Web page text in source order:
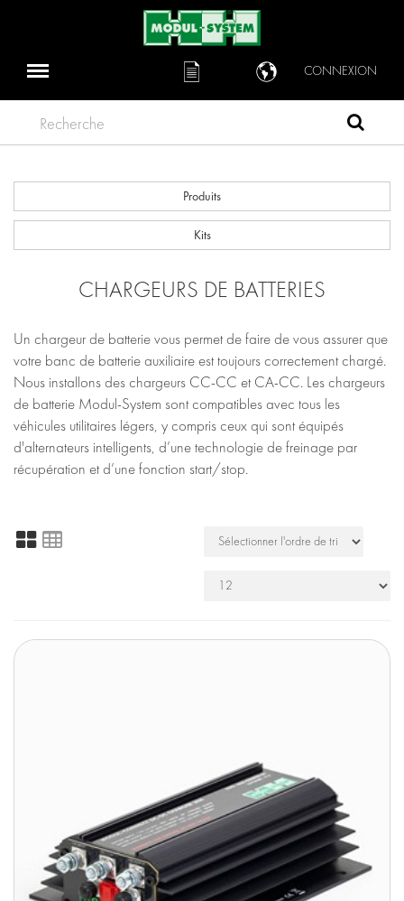
CONNEXION
Recherche
Produits
Kits
CHARGEURS DE BATTERIES
Un chargeur de batterie vous permet de faire de vous assurer que
votre banc de batterie auxiliaire est toujours correctement chargé.
Nous installons des chargeurs CC-CC et CA-CC. Les chargeurs
de batterie Modul-System sont compatibles avec tous les
véhicules utilitaires légers, y compris ceux qui sont équipés
d'alternateurs intelligents, d’une technologie de freinage par
récupération et d’une fonction start/stop.